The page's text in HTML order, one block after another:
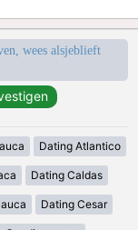
wees alsjeblieft
Dating Atlantico
Dating Caldas
Dating Cesar